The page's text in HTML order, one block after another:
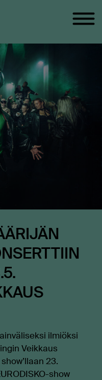
ilmiöksi
Veikkaus
23.
show